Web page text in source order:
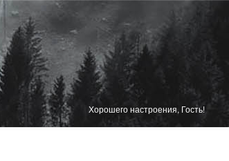
Хорошего настроения, Гость!